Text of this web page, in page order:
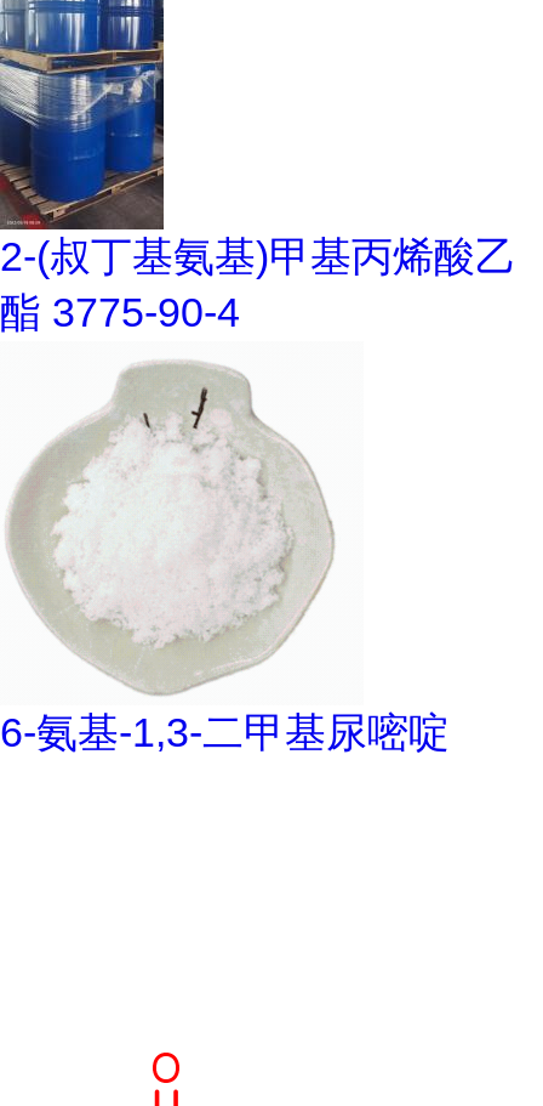
2-(叔丁基氨基)甲基丙烯酸乙
酯 3775-90-4
6-氨基-1,3-二甲基尿嘧啶